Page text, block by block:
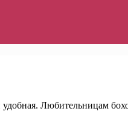
удобная. Любительницам